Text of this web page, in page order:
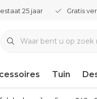
25 jaar Gratis
Tuin